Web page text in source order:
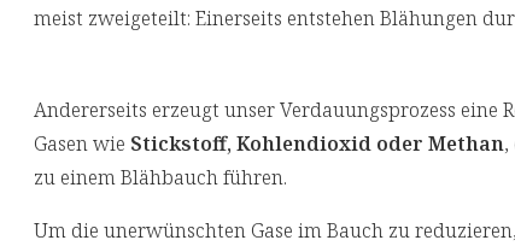
meist zweigeteilt: Einerseits entstehen Blähungen
Andererseits erzeugt unser Verdauungsprozess eine
Gasen wie Stickstoff, Kohlendioxid oder Methan
zu einem Blähbauch führen.
Um die unerwünschten Gase im Bauch zu